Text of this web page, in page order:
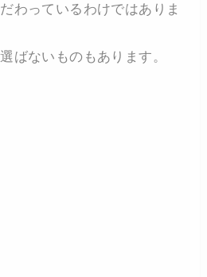
わっているわけではありま
ばないものもあります。